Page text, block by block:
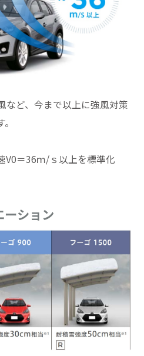
など、今まで以上に強風対策
V0＝36ｍ/ｓ以上を標準化
ーション